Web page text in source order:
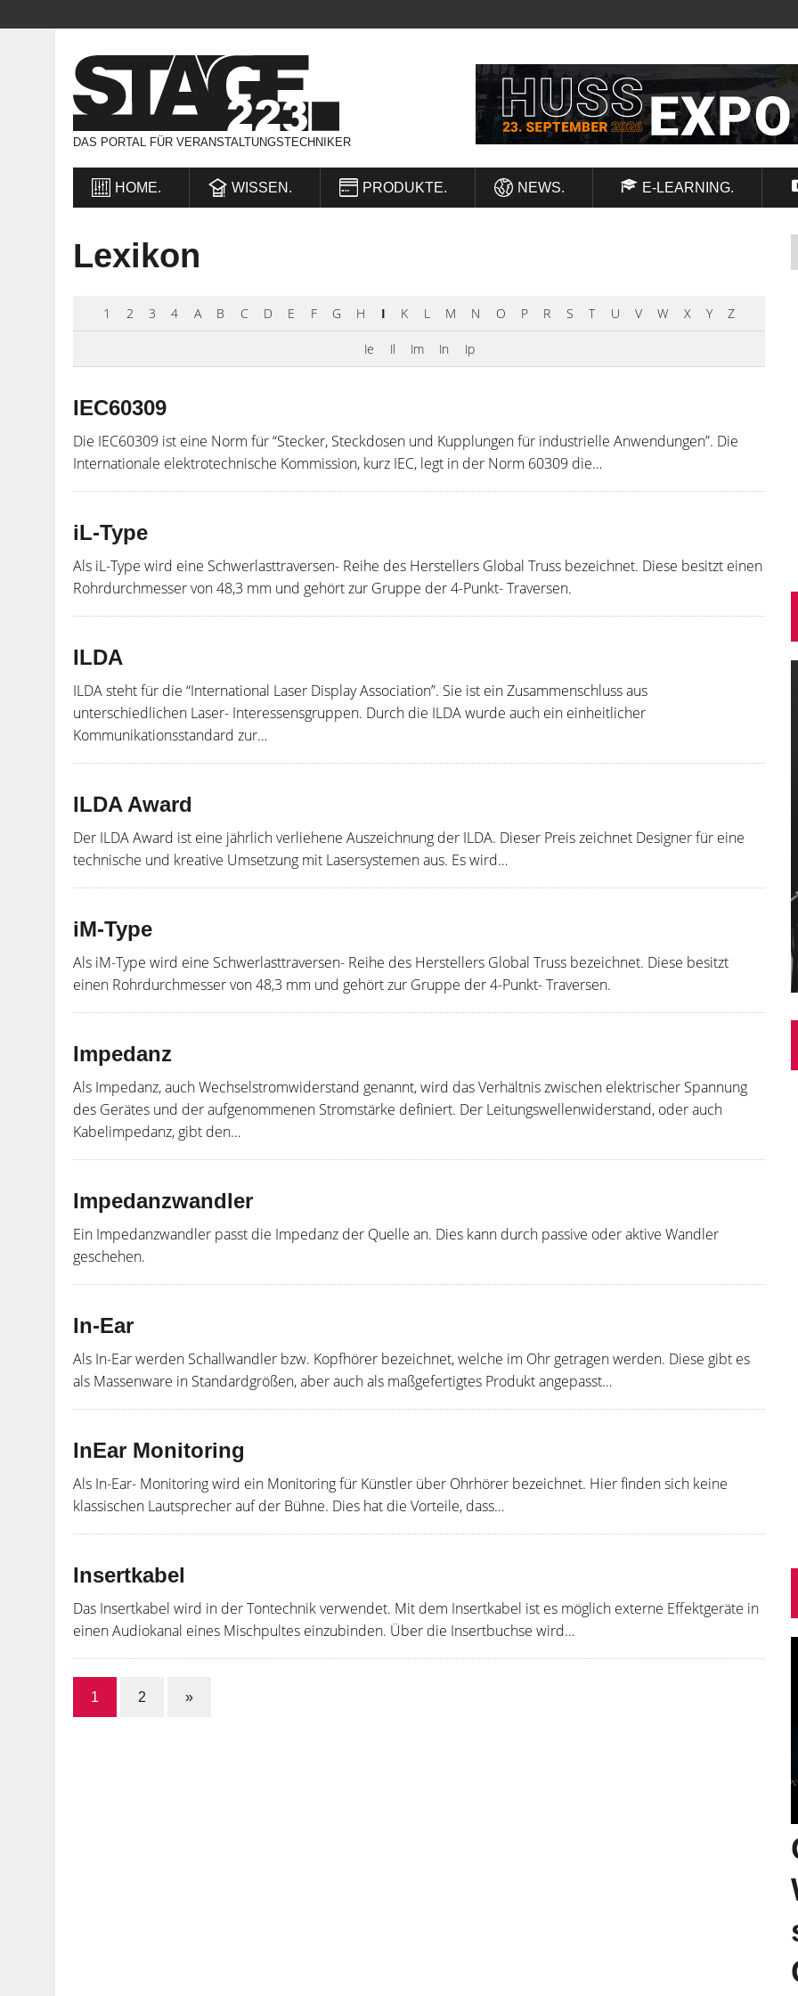
DAS PORTAL FÜR VERANSTALTUNGSTECHNIKER
HOME. WISSEN. PRODUKTE. NEWS. E-LEARNING.
Lexikon
1 2 3 4 A B C D E F G H I K L M N O P R S T U V W X Y Z
Ie Il Im In Ip
IEC60309
Die IEC60309 ist eine Norm für “Stecker, Steckdosen und Kupplungen für industrielle Anwendungen”. Die
Internationale elektrotechnische Kommission, kurz IEC, legt in der Norm 60309 die…
iL-Type
Als iL-Type wird eine Schwerlasttraversen- Reihe des Herstellers Global Truss bezeichnet. Diese besitzt einen
Rohrdurchmesser von 48,3 mm und gehört zur Gruppe der 4-Punkt- Traversen.
ILDA
ILDA steht für die “International Laser Display Association”. Sie ist ein Zusammenschluss aus
unterschiedlichen Laser- Interessensgruppen. Durch die ILDA wurde auch ein einheitlicher
Kommunikationsstandard zur…
ILDA Award
Der ILDA Award ist eine jährlich verliehene Auszeichnung der ILDA. Dieser Preis zeichnet Designer für eine
technische und kreative Umsetzung mit Lasersystemen aus. Es wird…
iM-Type
Als iM-Type wird eine Schwerlasttraversen- Reihe des Herstellers Global Truss bezeichnet. Diese besitzt
einen Rohrdurchmesser von 48,3 mm und gehört zur Gruppe der 4-Punkt- Traversen.
Impedanz
Als Impedanz, auch Wechselstromwiderstand genannt, wird das Verhältnis zwischen elektrischer Spannung
des Gerätes und der aufgenommenen Stromstärke definiert. Der Leitungswellenwiderstand, oder auch
Kabelimpedanz, gibt den…
Impedanzwandler
Ein Impedanzwandler passt die Impedanz der Quelle an. Dies kann durch passive oder aktive Wandler
geschehen.
In-Ear
Als In-Ear werden Schallwandler bzw. Kopfhörer bezeichnet, welche im Ohr getragen werden. Diese gibt es
als Massenware in Standardgrößen, aber auch als maßgefertigtes Produkt angepasst…
InEar Monitoring
Als In-Ear- Monitoring wird ein Monitoring für Künstler über Ohrhörer bezeichnet. Hier finden sich keine
klassischen Lautsprecher auf der Bühne. Dies hat die Vorteile, dass…
Insertkabel
Das Insertkabel wird in der Tontechnik verwendet. Mit dem Insertkabel ist es möglich externe Effektgeräte in
einen Audiokanal eines Mischpultes einzubinden. Über die Insertbuchse wird…
1 2 »